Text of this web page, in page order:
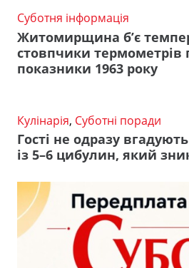
Суботня інформація
Житомирщина б’є
стовпчики
показники 1963 року
Кулінарія, Суботні поради
Гості не одразу
із 5–6 цибулин, який